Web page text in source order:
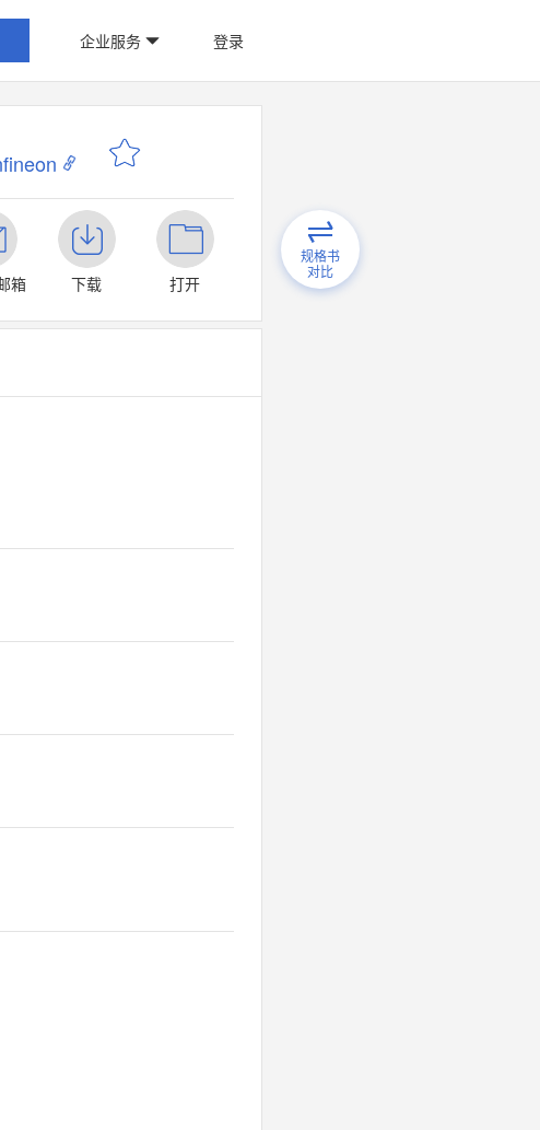
企业服务 登录
箱
下载 打开
规格书
对比